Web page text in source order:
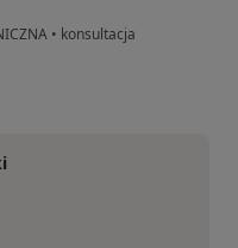
• konsultacja